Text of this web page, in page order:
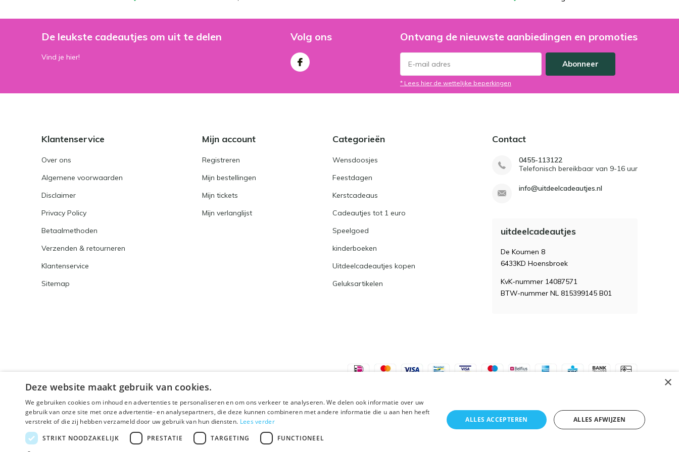
De leukste cadeautjes om uit te delen
Vind je hier!
Volg ons Ontvang de nieuwste aanbiedingen en promoties
Abonneer
* Lees hier de wettelijke beperkingen
Klantenservice
Over ons
Algemene voorwaarden
Disclaimer
Privacy Policy
Betaalmethoden
Verzenden & retourneren
Klantenservice
Sitemap
Mijn account
Registreren
Mijn bestellingen
Mijn tickets
Mijn verlanglijst
Categorieën
Wensdoosjes
Feestdagen
Kerstcadeaus
Cadeautjes tot 1 euro
Speelgoed
kinderboeken
Uitdeelcadeautjes kopen
Geluksartikelen
Contact
0455-113122
Telefonisch bereikbaar van 9-16 uur
info@uitdeelcadeautjes.nl
uitdeelcadeautjes
De Koumen 8
6433KD Hoensbroek
KvK-nummer 14087571
BTW-nummer NL 815399145 B01
© 2026 - Powered byLightspeed - Theme ByDMWSxPlus+ Algemene voorwaarden RSS-feed Sitemap
×
Deze website maakt gebruik van cookies.
We gebruiken cookies om inhoud en advertenties te personaliseren en om ons verkeer te analyseren. We delen ook informatie over uw
gebruik van onze site met onze advertentie- en analysepartners, die deze kunnen combineren met andere informatie die u aan hen heeft
verstrekt of die zij hebben verzameld door uw gebruik van hun diensten. Lees verder
STRIKT NOODZAKELIJK
PRESTATIE TARGETING FUNCTIONEEL
ALLES ACCEPTEREN ALLES AFWIJZEN